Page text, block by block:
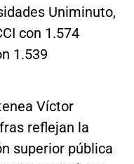
Uniminuto,
con 1.574
1.539
Víctor
reflejan la
superior pública